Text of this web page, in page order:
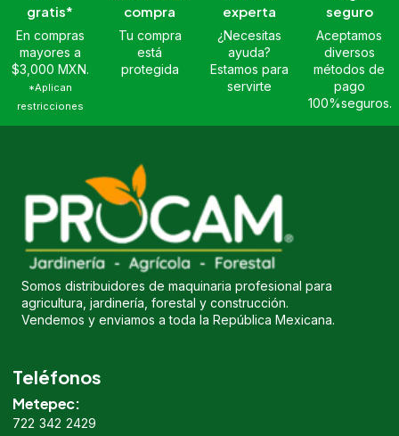
gratis*
En compras
mayores a
$3,000 MXN.
*Aplican
restricciones
compra
Tu compra
está
protegida
experta
¿Necesitas
ayuda?
Estamos para
servirte
seguro
Aceptamos
diversos
métodos de
pago
100%seguros.
Somos distribuidores de maquinaria profesional para
agricultura, jardinería, forestal y construcción.
Vendemos y enviamos a toda la República Mexicana.
Teléfonos
Metepec:
722 342 2429